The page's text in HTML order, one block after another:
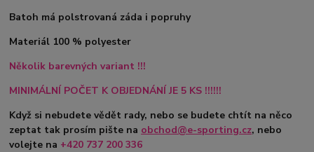
Batoh má polstrovaná záda i popruhy
Materiál 100 % polyester
Několik barevných variant !!!
MINIMÁLNÍ POČET K OBJEDNÁNÍ JE 5 KS !!!!!!
Když si nebudete vědět rady, nebo se budete chtít na něco
zeptat tak prosím pište na obchod@e-sporting.cz, nebo
volejte na +420 737 200 336